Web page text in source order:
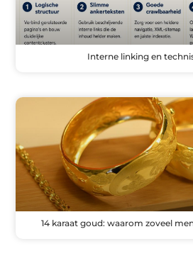
Interne linking en
14 karaat goud: waarom zoveel